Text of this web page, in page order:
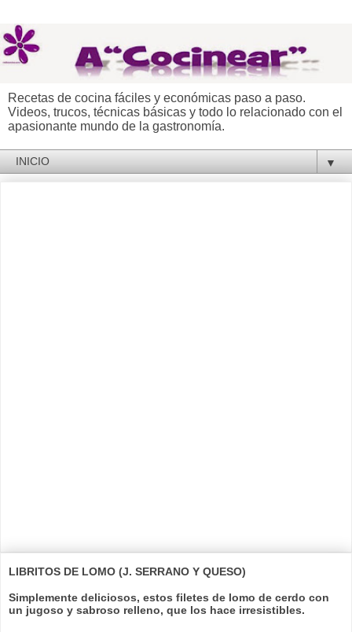
Recetas de cocina fáciles y económicas paso a paso.
Videos, trucos, técnicas básicas y todo lo relacionado con el
apasionante mundo de la gastronomía.
▼
LIBRITOS DE LOMO (J. SERRANO Y QUESO)
Simplemente deliciosos, estos filetes de lomo de cerdo con
un jugoso y sabroso relleno, que los hace irresistibles.